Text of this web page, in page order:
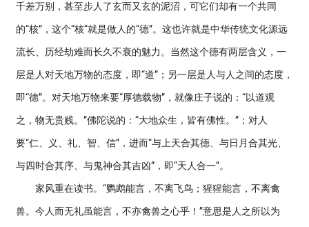
千差万别，甚至步人了玄而又玄的泥沼，可它们却有一个共同
的“核”，这个“核“就是做人的“德”。这也许就是中华传统文化源远
流长、历经劫难而长久不衰的魅力。当然这个德有两层含义，一
层是人对天地万物的态度，即“道”；另一层是人与人之间的态度，
即“德”。对天地万物来要“厚德载物”，就像庄子说的：“以道观
之，物无贵贱。”佛陀说的：“大地众生，皆有佛性。”；对人
要“仁、义、礼、智、信”，进而“与上天合其德、与日月合其光、
与四时合其序、与鬼神合其吉凶”，即“天人合一”。
家风重在读书。“鹦鹉能言，不离飞鸟；猩猩能言，不离禽
兽。今人而无礼虽能言，不亦禽兽之心乎！”意思是人之所以为